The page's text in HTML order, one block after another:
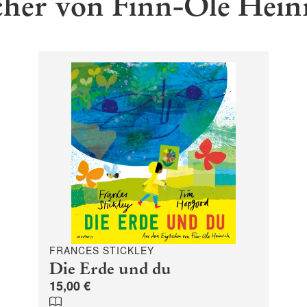
FRANCES STICKLEY
Die Erde und du
15,00 €